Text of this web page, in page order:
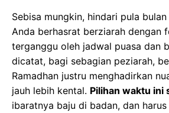
Sebisa mungkin, hindari pula
Anda berhasrat berziarah dengan
terganggu oleh jadwal puasa dan
dicatat, bagi sebagian peziarah,
Ramadhan justru menghadirkan
jauh lebih kental. Pilihan waktu ini
ibaratnya baju di badan, dan